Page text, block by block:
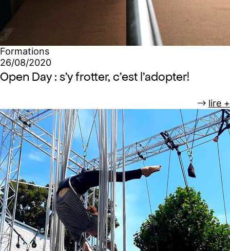
Formations
26/08/2020
Open Day : s’y frotter, c’est l’adopter!
lire +